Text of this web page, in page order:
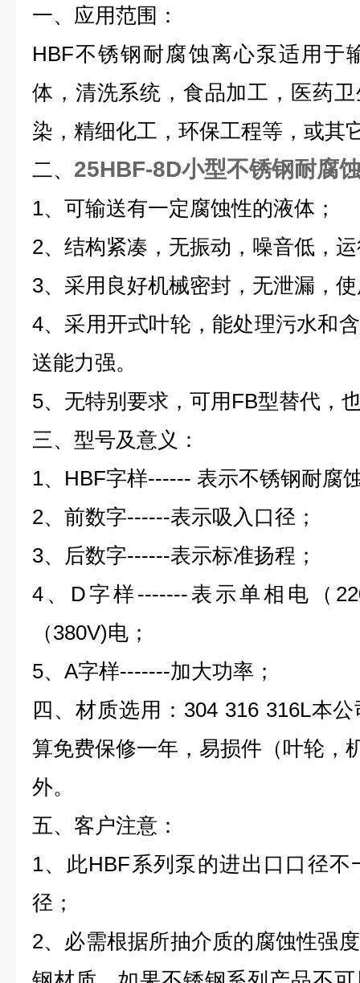
一、 应用范围：
HBF不锈钢耐腐蚀离心泵适用于
体，清洗系统，食品加工，医药
染，精细化工，环保工程等，或其
二、 25HBF-8D小型不锈钢耐腐
1、可输送有一定腐蚀性的液体；
2、结构紧凑，无振动，噪音低，
3、采用良好机械密封，无泄漏，
4、采用开式叶轮，能处理污水和
送能力强。
5、无特别要求，可用 FB型替代，
三、型号及意义：
1、HBF字样------ 表示不锈钢耐腐
2、前数字------表示吸入口径；
3、后数字------表示标准扬程；
4 、 D字样------- 表示单相电（
（380V)电；
5、 A字样-------加大功率 ；
四、材质选用： 304 316 316L本公
算免费保修一年，易损件（叶轮，
外。
五、客户注意：
1、此HBF系列泵的进出口口径
径；
2、 必需根据所抽介质的腐蚀性强